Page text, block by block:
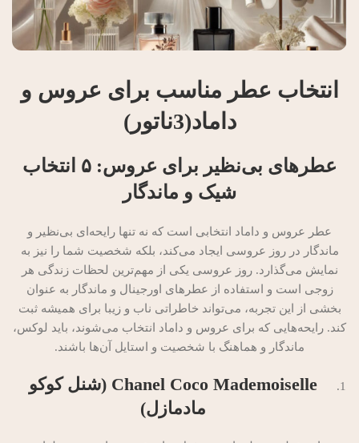
انتخاب عطر مناسب برای عروس و
داماد(3ناتور)
عطرهای بی‌نظیر برای عروس: ۵ انتخاب
شیک و ماندگار
عطر عروس و داماد انتخابی است که نه تنها رایحه‌ای بی‌نظیر و
ماندگار در روز عروسی ایجاد می‌کند، بلکه شخصیت شما را نیز به
نمایش می‌گذارد. روز عروسی یکی از مهم‌ترین لحظات زندگی هر
زوجی است و استفاده از عطرهای اورجینال و ماندگار به عنوان
بخشی از این تجربه، می‌تواند خاطراتی ناب و زیبا برای همیشه ثبت
کند. رایحه‌هایی که برای عروس و داماد انتخاب می‌شوند، باید لوکس،
ماندگار و هماهنگ با شخصیت و استایل آن‌ها باشند.
Chanel Coco Mademoiselle (شنل کوکو
مادمازل)